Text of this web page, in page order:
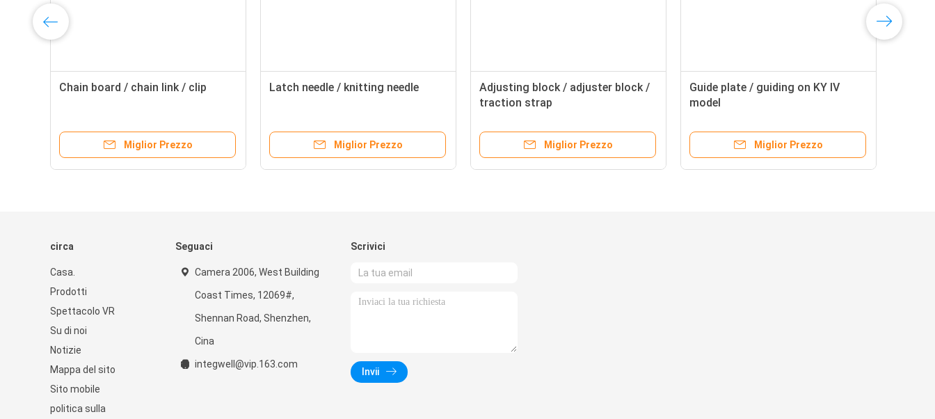
Chain board / chain link / clip
Miglior Prezzo
Latch needle / knitting needle
Miglior Prezzo
Adjusting block / adjuster block /
traction strap
Miglior Prezzo
Guide plate / guiding on KY IV
model
Miglior Prezzo
circa
Casa.
Prodotti
Spettacolo VR
Su di noi
Notizie
Mappa del sito
Sito mobile
politica sulla
Seguaci
Camera 2006, West Building
Coast Times, 12069#,
Shennan Road, Shenzhen,
Cina
integwell@vip.163.com
Scrivici
Invii